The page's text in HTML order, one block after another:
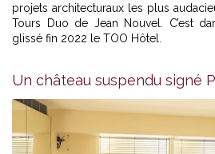
projets architecturaux les plus
Tours Duo de Jean Nouvel. C’est
glissé fin 2022 le TOO Hôtel.
Un château suspendu signé